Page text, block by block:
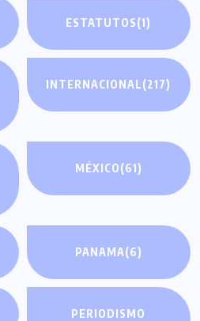
ESTATUTOS(1)
INTERNACIONAL(217)
MÉXICO(61)
PANAMA(6)
PERIODISMO